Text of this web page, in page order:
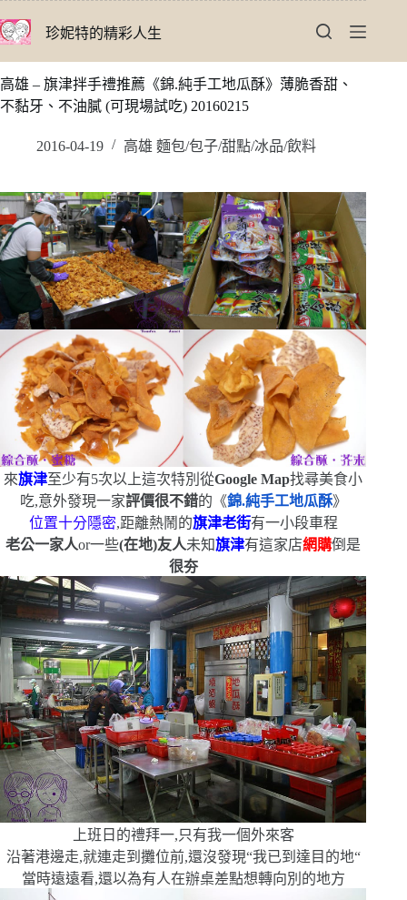
至
要
內
珍妮特的精彩人生
高雄 – 旗津拌手禮推薦《錦.純手工地瓜酥》薄脆香甜、
不黏牙、不油膩 (可現場試吃) 20160215
2016-04-19 高雄 麵包/包子/甜點/冰品/飲料
來旗津至少有5次以上這次特別從Google Map找尋美食小
吃,意外發現一家評價很不錯的《錦.純手工地瓜酥》
位置十分隱密,距離熱鬧的旗津老街有一小段車程
老公一家人or一些(在地)友人未知旗津有這家店網購倒是
很夯
上班日的禮拜一,只有我一個外來客
沿著港邊走,就連走到攤位前,還沒發現“我已到達目的地“
當時遠遠看,還以為有人在辦桌差點想轉向別的地方